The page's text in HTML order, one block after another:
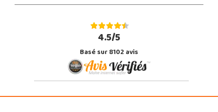
4.5/5
Basé sur 8102 avis